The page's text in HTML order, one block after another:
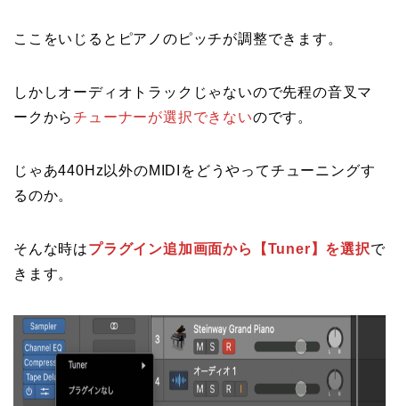
ここをいじるとピアノのピッチが調整できます。
しかしオーディオトラックじゃないので先程の音叉マ
ークからチューナーが選択できないのです。
じゃあ440Hz以外のMIDIをどうやってチューニングす
るのか。
そんな時はプラグイン追加画面から【Tuner】を選択で
きます。